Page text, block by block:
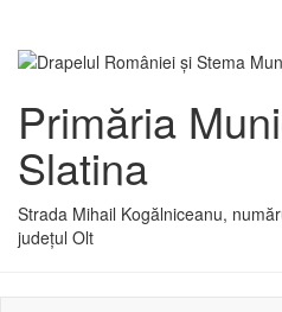
Primăria
Slatina
Strada Mihail Kogălniceanu,
județul Olt